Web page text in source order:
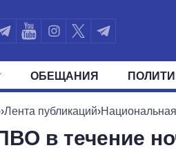
ОБЕЩАНИЯ
ВСЕ ПОЛИТИКИ ПРЕЗИДЕНТ И
›Лента публикаций›
в течение